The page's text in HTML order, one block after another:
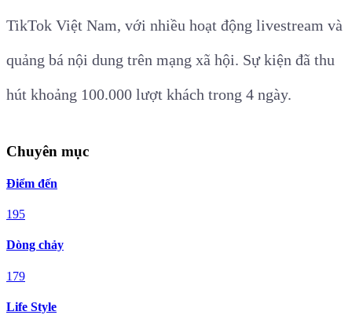
TikTok Việt Nam, với nhiều hoạt động livestream và
quảng bá nội dung trên mạng xã hội. Sự kiện đã thu
hút khoảng 100.000 lượt khách trong 4 ngày.
Chuyên mục
Điểm đến
195
Dòng chảy
179
Life Style